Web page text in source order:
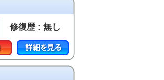
修復歴 : 無し